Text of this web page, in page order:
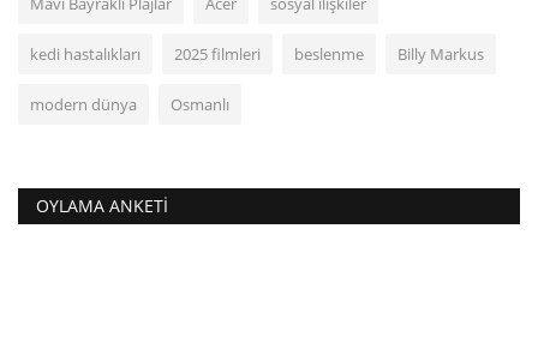
kedi hastalıkları 2025 filmleri beslenme Billy Markus
modern dünya Osmanlı
OYLAMA ANKETI